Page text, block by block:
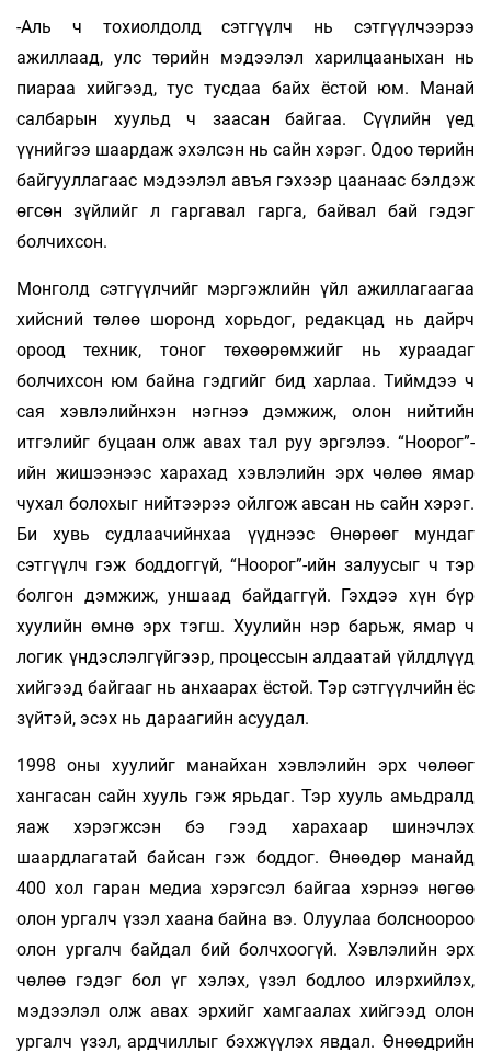
-Аль ч тохиолдолд сэтгүүлч нь сэтгүүлчээрээ
ажиллаад, улс төрийн мэдээлэл харилцааныхан нь
пиараа хийгээд, тус тусдаа байх ёстой юм. Манай
салбарын хуульд ч заасан байгаа. Сүүлийн үед
үүнийгээ шаардаж эхэлсэн нь сайн хэрэг. Одоо төрийн
байгууллагаас мэдээлэл авъя гэхээр цаанаас бэлдэж
өгсөн зүйлийг л гаргавал гарга, байвал бай гэдэг
болчихсон.
Монголд сэтгүүлчийг мэргэжлийн үйл ажиллагаагаа
хийсний төлөө шоронд хорьдог, редакцад нь дайрч
ороод техник, тоног төхөөрөмжийг нь хураадаг
болчихсон юм байна гэдгийг бид харлаа. Тиймдээ ч
сая хэвлэлийнхэн нэгнээ дэмжиж, олон нийтийн
итгэлийг буцаан олж авах тал руу эргэлээ. “Ноорог”-
ийн жишээнээс харахад хэвлэлийн эрх чөлөө ямар
чухал болохыг нийтээрээ ойлгож авсан нь сайн хэрэг.
Би хувь судлаачийнхаа үүднээс Өнөрөөг мундаг
сэтгүүлч гэж боддоггүй, “Ноорог”-ийн залуусыг ч тэр
болгон дэмжиж, уншаад байдаггүй. Гэхдээ хүн бүр
хуулийн өмнө эрх тэгш. Хуулийн нэр барьж, ямар ч
логик үндэслэлгүйгээр, процессын алдаатай үйлдлүүд
хийгээд байгааг нь анхаарах ёстой. Тэр сэтгүүлчийн ёс
зүйтэй, эсэх нь дараагийн асуудал.
1998 оны хуулийг манайхан хэвлэлийн эрх чөлөөг
хангасан сайн хууль гэж ярьдаг. Тэр хууль амьдралд
яаж хэрэгжсэн бэ гээд харахаар шинэчлэх
шаардлагатай байсан гэж боддог. Өнөөдөр манайд
400 хол гаран медиа хэрэгсэл байгаа хэрнээ нөгөө
олон ургалч үзэл хаана байна вэ. Олуулаа болсноороо
олон ургалч байдал бий болчхоогүй. Хэвлэлийн эрх
чөлөө гэдэг бол үг хэлэх, үзэл бодлоо илэрхийлэх,
мэдээлэл олж авах эрхийг хамгаалах хийгээд олон
ургалч үзэл, ардчиллыг бэхжүүлэх явдал. Өнөөдрийн